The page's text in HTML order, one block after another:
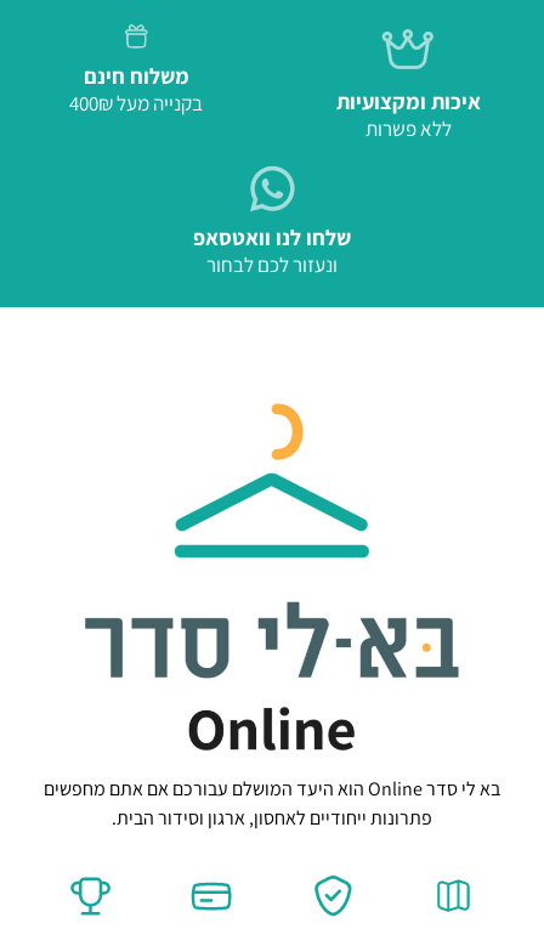
איכות ומקצועיות
ללא פשרות
משלוח חינם
בקנייה מעל 400₪
שלחו לנו וואטסאפ
ונעזור לכם לבחור
בא לי סדר Online הוא היעד המושלם עבורכם אם אתם מחפשים
פתרונות ייחודיים לאחסון, ארגון וסידור הבית.